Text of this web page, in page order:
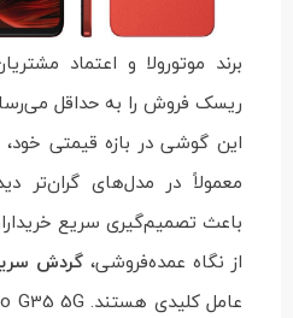
برند موتورولا و اعتماد
ریسک فروش را به حداقل
این گوشی در بازه قیمتی خود،
معمولاً در مدل‌های گران‌تر
باعث تصمیم‌گیری سریع
از نگاه عمده‌فروشی، گردش